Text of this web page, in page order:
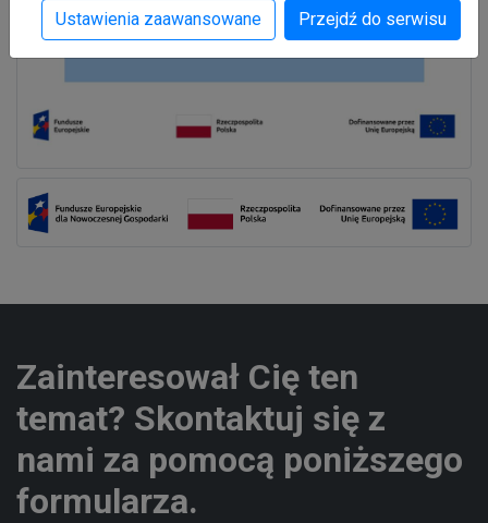
Zainteresował Cię ten
temat? Skontaktuj się z
nami za pomocą poniższego
formularza.
Ustawienia zaawansowane Przejdź do serwisu